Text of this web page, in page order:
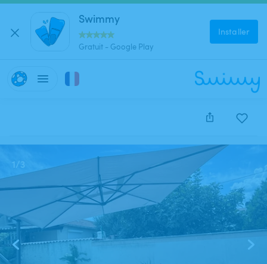
Swimmy
Gratuit - Google Play
Installer
Cette annonce est close et ne peut être réservée.
1/3